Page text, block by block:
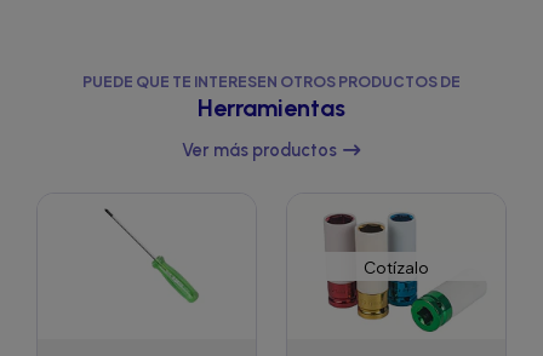
PUEDE QUE TE INTERESEN OTROS PRODUCTOS DE
Herramientas
Ver más productos
Cotízalo